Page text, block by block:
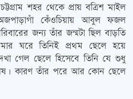
শহর থেকে প্রায় বত্রিশ মাইল
কেঁওচিয়ায় আবুল ফজল
জন্য তাঁর জন্মটা ছিল বাড়তি
ঘরে তিনিই প্রথম ছেলে হয়ে
গেল ছেলে হিসেবে তিনি যে শুধু
কারণ তাঁর পরে আর কোন ছেলে